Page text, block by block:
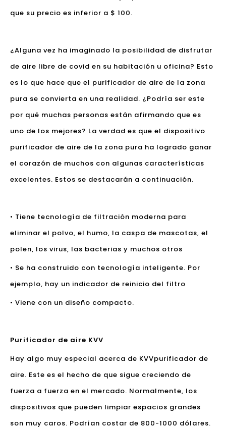
que su precio es inferior a $ 100.
¿Alguna vez ha imaginado la posibilidad de disfrutar
de aire libre de covid en su habitación u oficina? Esto
es lo que hace que el purificador de aire de la zona
pura se convierta en una realidad. ¿Podría ser este
por qué muchas personas están afirmando que es
uno de los mejores? La verdad es que el dispositivo
purificador de aire de la zona pura ha logrado ganar
el corazón de muchos con algunas características
excelentes. Estos se destacarán a continuación.
• Tiene tecnología de filtración moderna para
eliminar el polvo, el humo, la caspa de mascotas, el
polen, los virus, las bacterias y muchos otros
• Se ha construido con tecnología inteligente. Por
ejemplo, hay un indicador de reinicio del filtro
• Viene con un diseño compacto.
Purificador de aire KVV
Hay algo muy especial acerca de KVVpurificador de
aire. Este es el hecho de que sigue creciendo de
fuerza a fuerza en el mercado. Normalmente, los
dispositivos que pueden limpiar espacios grandes
son muy caros. Podrían costar de 800-1000 dólares.